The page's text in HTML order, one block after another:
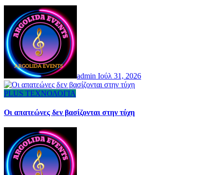
admin Ιούλ 31, 2026
PLUS ΤΕΧΝΟΛΟΓΙΑ
Οι απατεώνες δεν βασίζονται στην τύχη